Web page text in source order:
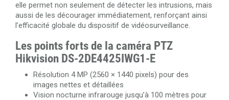
elle permet non seulement de détecter les intrusions, mais
aussi de les décourager immédiatement, renforçant ainsi
l’efficacité globale du dispositif de vidéosurveillance.
Les points forts de la caméra PTZ
Hikvision DS-2DE4425IWG1-E
Résolution 4 MP (2560 × 1440 pixels) pour des
images nettes et détaillées
Vision nocturne infrarouge jusqu’à 100 mètres pour